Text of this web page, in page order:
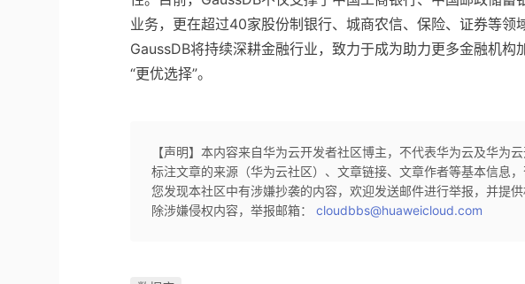
业务，更在超过40家股份制银行、城商农信、保险、证券等领
GaussDB将持续深耕金融行业，致力于成为助力更多金融机构
“更优选择”。
【声明】本内容来自华为云开发者社区博主，不代表华为云及华为
标注文章的来源（华为云社区）、文章链接、文章作者等基本信息
您发现本社区中有涉嫌抄袭的内容，欢迎发送邮件进行举报，并提
除涉嫌侵权内容，举报邮箱：cloudbbs@huaweicloud.com